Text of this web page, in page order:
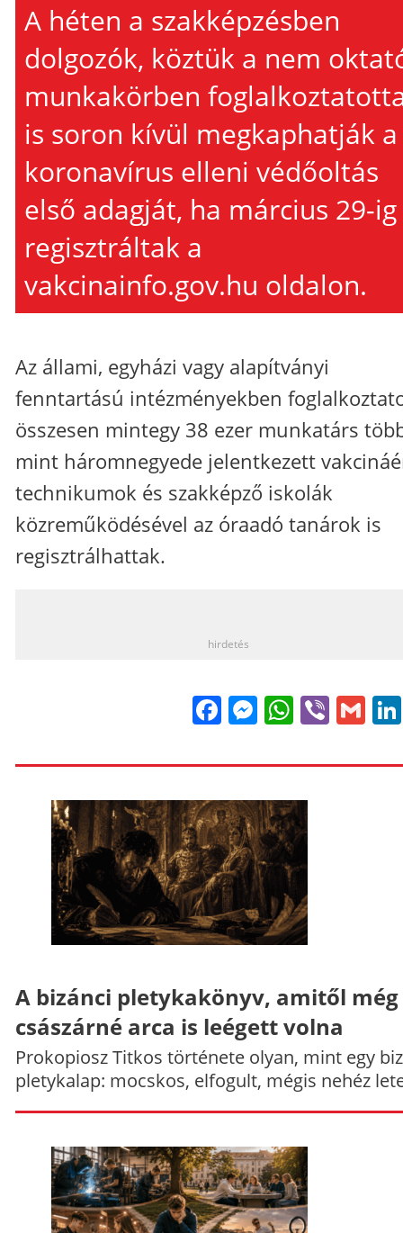
A héten a szakképzésben
dolgozók, köztük a nem
munkakörben
is soron kívül megkaphatják a
koronavírus elleni védőoltás
első adagját, ha március 29-ig
regisztráltak a
vakcinainfo.gov.hu oldalon.
Az állami, egyházi vagy alapítványi
fenntartású intézményekben
összesen mintegy 38 ezer munkatárs
mint háromnegyede jelentkezett
technikumok és szakképző iskolák
közreműködésével az óraadó tanárok is
regisztrálhattak.
hirdetés
FacebookViber
A bizánci pletykakönyv, amitől még
császárné arca is leégett volna
Prokopiosz Titkos története olyan, mint egy
pletykalap: mocskos, elfogult, mégis nehéz